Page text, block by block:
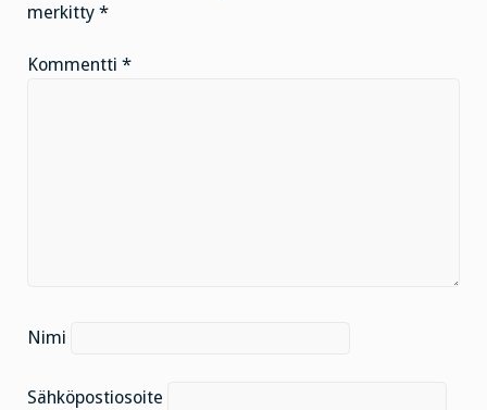
merkitty *
Kommentti *
Nimi
Sähköpostiosoite